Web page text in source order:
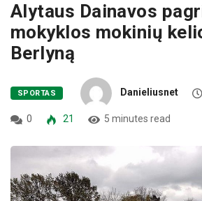
Alytaus Dainavos
mokyklos mokinių
Berlyną
SPORTAS Danieliusnet
0 21 5 minutes read